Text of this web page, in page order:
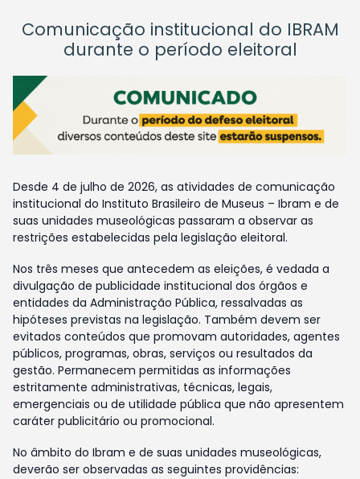
Comunicação institucional do IBRAM
durante o período eleitoral
Desde 4 de julho de 2026, as atividades de comunicação
institucional do Instituto Brasileiro de Museus – Ibram e de
suas unidades museológicas passaram a observar as
restrições estabelecidas pela legislação eleitoral.
Nos três meses que antecedem as eleições, é vedada a
divulgação de publicidade institucional dos órgãos e
entidades da Administração Pública, ressalvadas as
hipóteses previstas na legislação. Também devem ser
evitados conteúdos que promovam autoridades, agentes
públicos, programas, obras, serviços ou resultados da
gestão. Permanecem permitidas as informações
estritamente administrativas, técnicas, legais,
emergenciais ou de utilidade pública que não apresentem
caráter publicitário ou promocional.
No âmbito do Ibram e de suas unidades museológicas,
deverão ser observadas as seguintes providências: